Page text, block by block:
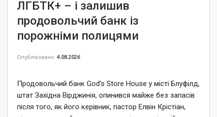
ЛГБТК+ – і залишив
продовольчий банк із
порожніми полицями
Опубліковано 4.08.2026
Продовольчий банк God’s Store House у місті Блуфілд,
штат Західна Вірджинія, опинився майже без запасів
після того, як його керівник, пастор Елвін Крістіан,